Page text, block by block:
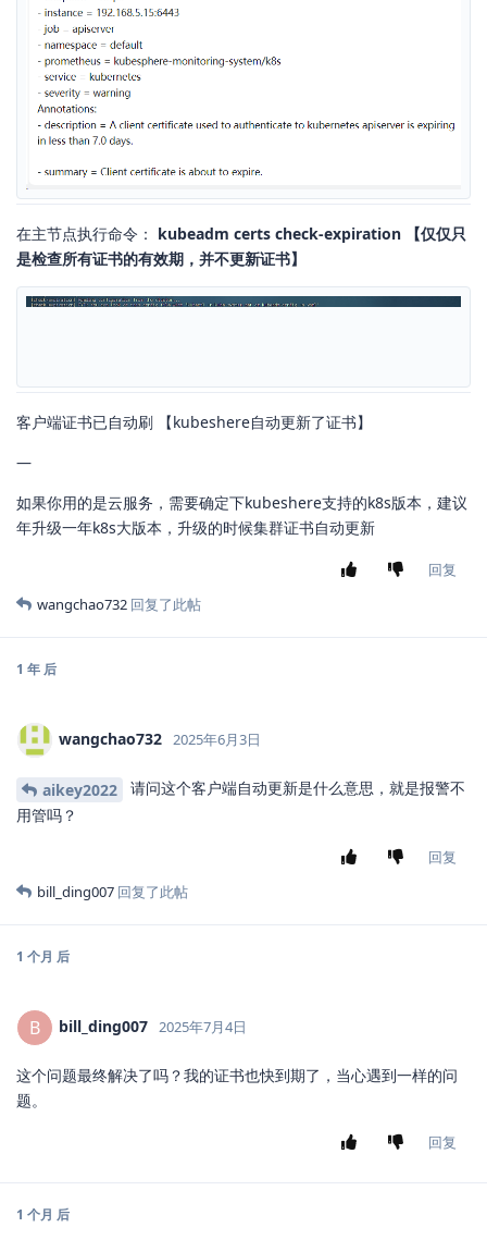
在主节点执行命令： kubeadm certs check-expiration 【仅仅只
是检查所有证书的有效期，并不更新证书】
客户端证书已自动刷 【kubeshere自动更新了证书】
—
如果你用的是云服务，需要确定下kubeshere支持的k8s版本，建议
年升级一年k8s大版本，升级的时候集群证书自动更新
回复
wangchao732 回复了此帖
1 年 后
wangchao732 2025年6月3日
aikey2022
请问这个客户端自动更新是什么意思，就是报警不
用管吗？
回复
bill_ding007 回复了此帖
1 个月 后
B bill_ding007 2025年7月4日
这个问题最终解决了吗？我的证书也快到期了，当心遇到一样的问
题。
回复
1 个月 后